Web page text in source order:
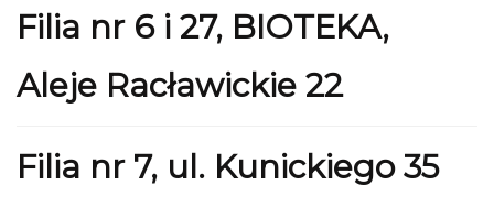
Filia nr 6 i 27, BIOTEKA,
Aleje Racławickie 22
Filia nr 7, ul. Kunickiego 35